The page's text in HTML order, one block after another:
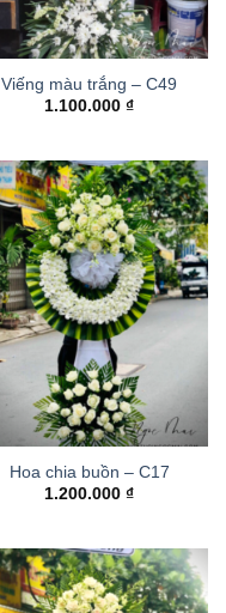
Viếng màu trắng – C49
1.100.000 ₫
Hoa chia buồn – C17
1.200.000 ₫